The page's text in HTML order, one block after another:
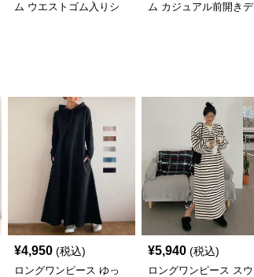
ム ウエストゴム入りシ
ム カジュアル前開きデ
¥4,950 (税込)
ロングワンピース ゆっ
¥5,940 (税込)
ロングワンピース スウ